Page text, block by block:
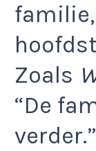
Zoals
“De
verder.”